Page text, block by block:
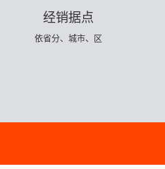
经销据点
依省分、城市、区